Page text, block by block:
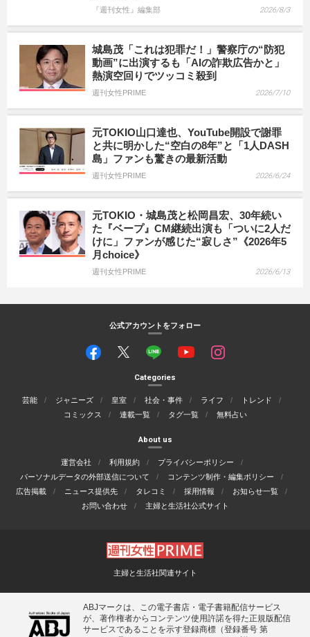
『週刊女性』編集部 2026/8/3
城島茂「これは犯罪だ！」警察庁の“防犯
動画”に出演するも「AIの詐欺広告かと」
熱演空回りでツッコミ殺到
週刊女性PRIME 2026/7/10
元TOKIO山口達也、YouTube開設で謝罪
と共に明かした“空白の8年”と「1人DASH
島」ファンも驚きの最新活動
週刊女性PRIME 2026/6/24
元TOKIO・城島茂と松岡昌宏、30年続い
た『ベープ』CM継続出演も「ついに2人だ
けに」ファンが感じた“寂しさ”《2026年5
月choice》
週刊女性PRIME 2026/6/13
公式アカウントをフォロー
Categories
芸能 ジャニーズ 皇室 社会・事件 ライフ
トレンド
コミックス
連載一覧 タグ一覧 無料占い
About us
運営会社 利用規約
プライバシーポリシー
パーソナルデータの外部送信について
コンテンツ制作・編集ポリシー
広告掲載
ニュース提供先 タレコミ 採用情報
お知らせ一覧
お問い合わせ
主婦と生活社公式サイト
主婦と生活社関連サイト
ABJマークは、この電子書店・電子書籍配信サービス
が、著作権者からコンテンツ使用許諾を得た正規版配信
サービスであることを示す登録商標（登録番号 第